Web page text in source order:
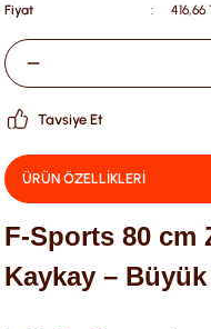
Fiyat
416,66
Tavsiye Et
ÜRÜN ÖZELLİKLERİ
F-Sports 80 cm
Kaykay –